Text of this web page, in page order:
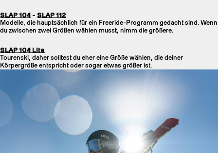
SLAP 104 - SLAP 112
Modelle, die hauptsächlich für ein Freeride-Programm gedacht sind. Wenn
du zwischen zwei Größen wählen musst, nimm die größere.
SLAP 104 Lite
Tourenski, daher solltest du eher eine Größe wählen, die deiner
Körpergröße entspricht oder sogar etwas größer ist.